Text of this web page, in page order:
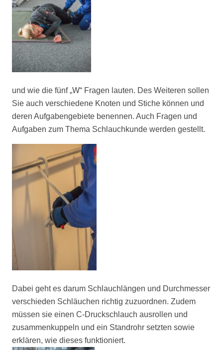
und wie die fünf „W“ Fragen lauten. Des Weiteren sollen
Sie auch verschiedene Knoten und Stiche können und
deren Aufgabengebiete benennen. Auch Fragen und
Aufgaben zum Thema Schlauchkunde werden gestellt.
Dabei geht es darum Schlauchlängen und Durchmesser
verschieden Schläuchen richtig zuzuordnen. Zudem
müssen sie einen C-Druckschlauch ausrollen und
zusammenkuppeln und ein Standrohr setzten sowie
erklären, wie dieses funktioniert.